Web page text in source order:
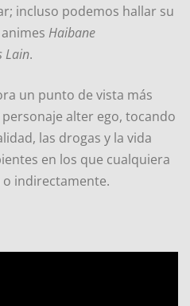
incluso podemos hallar su
Haibane
Lain.
un punto de vista más
alter ego, tocando
las drogas y la vida
en los que cualquiera
indirectamente.